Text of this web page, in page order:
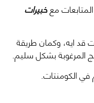
معخبيرات
قد ايه، وكمان طريقة
المرغوبة بشكل سليم.
في الكومنتات.